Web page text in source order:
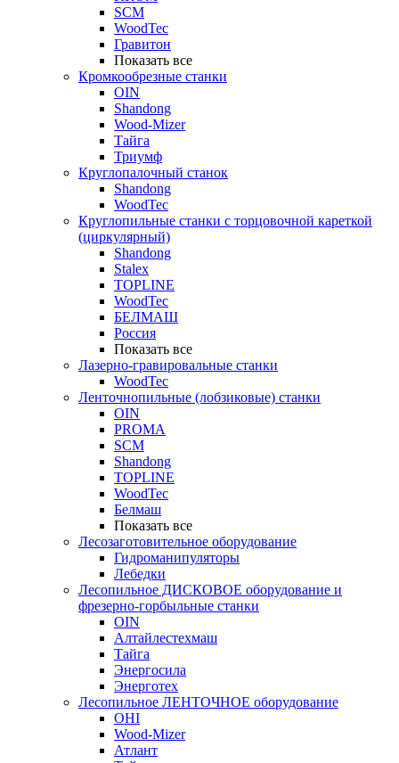
SCM
WoodTec
Гравитон
Показать все
Кромкообрезные станки
OIN
Shandong
Wood-Mizer
Тайга
Триумф
Круглопалочный станок
Shandong
WoodTec
Круглопильные станки с торцовочной кареткой
(циркулярный)
Shandong
Stalex
TOPLINE
WoodTec
БЕЛМАШ
Россия
Показать все
Лазерно-гравировальные станки
WoodTec
Ленточнопильные (лобзиковые) станки
OIN
PROMA
SCM
Shandong
TOPLINE
WoodTec
Белмаш
Показать все
Лесозаготовительное оборудование
Гидроманипуляторы
Лебедки
Лесопильное ДИСКОВОЕ оборудование и
фрезерно-горбыльные станки
OIN
Алтайлестехмаш
Тайга
Энергосила
Энерготех
Лесопильное ЛЕНТОЧНОЕ оборудование
OHI
Wood-Mizer
Атлант